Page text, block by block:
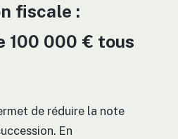
fiscale :
000 € tous
de réduire la note
En